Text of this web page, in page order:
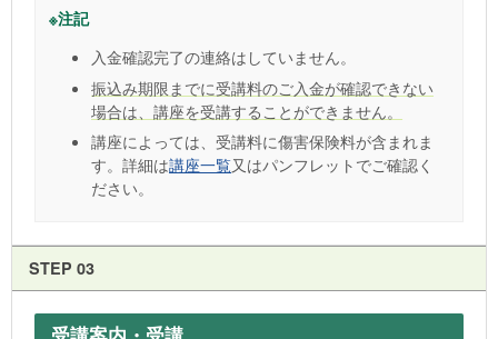
※注記
入金確認完了の連絡はしていません。
振込み期限までに受講料のご入金が確認できない
場合は、講座を受講することができません。
講座によっては、受講料に傷害保険料が含まれま
す。詳細は講座一覧又はパンフレットでご確認く
ださい。
STEP 03